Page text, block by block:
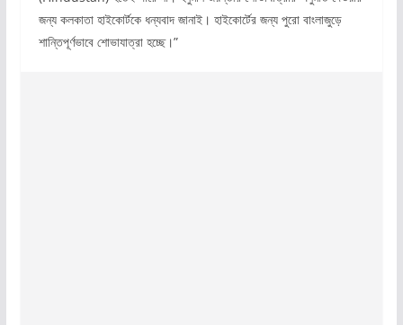
জন্য কলকাতা হাইকোর্টকে ধন্যবাদ জানাই। হাইকোর্টের জন্য পুরো বাংলাজুড়ে
শান্তিপূর্ণভাবে শোভাযাত্রা হচ্ছে।”